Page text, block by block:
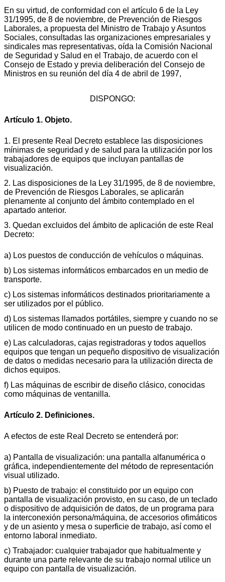
En su virtud, de conformidad con el artículo 6 de la Ley
31/1995, de 8 de noviembre, de Prevención de Riesgos
Laborales, a propuesta del Ministro de Trabajo y Asuntos
Sociales, consultadas las organizaciones empresariales y
sindicales mas representativas, oída la Comisión Nacional
de Seguridad y Salud en el Trabajo, de acuerdo con el
Consejo de Estado y previa deliberación del Consejo de
Ministros en su reunión del día 4 de abril de 1997,
DISPONGO:
Artículo 1. Objeto.
1. El presente Real Decreto establece las disposiciones
mínimas de seguridad y de salud para la utilización por los
trabajadores de equipos que incluyan pantallas de
visualización.
2. Las disposiciones de la Ley 31/1995, de 8 de noviembre,
de Prevención de Riesgos Laborales, se aplicarán
plenamente al conjunto del ámbito contemplado en el
apartado anterior.
3. Quedan excluidos del ámbito de aplicación de este Real
Decreto:
a) Los puestos de conducción de vehículos o máquinas.
b) Los sistemas informáticos embarcados en un medio de
transporte.
c) Los sistemas informáticos destinados prioritariamente a
ser utilizados por el público.
d) Los sistemas llamados portátiles, siempre y cuando no se
utilicen de modo continuado en un puesto de trabajo.
e) Las calculadoras, cajas registradoras y todos aquellos
equipos que tengan un pequeño dispositivo de visualización
de datos o medidas necesario para la utilización directa de
dichos equipos.
f) Las máquinas de escribir de diseño clásico, conocidas
como máquinas de ventanilla.
Artículo 2. Definiciones.
A efectos de este Real Decreto se entenderá por:
a) Pantalla de visualización: una pantalla alfanumérica o
gráfica, independientemente del método de representación
visual utilizado.
b) Puesto de trabajo: el constituido por un equipo con
pantalla de visualización provisto, en su caso, de un teclado
o dispositivo de adquisición de datos, de un programa para
la interconexión persona/máquina, de accesorios ofimáticos
y de un asiento y mesa o superficie de trabajo, así como el
entorno laboral inmediato.
c) Trabajador: cualquier trabajador que habitualmente y
durante una parte relevante de su trabajo normal utilice un
equipo con pantalla de visualización.